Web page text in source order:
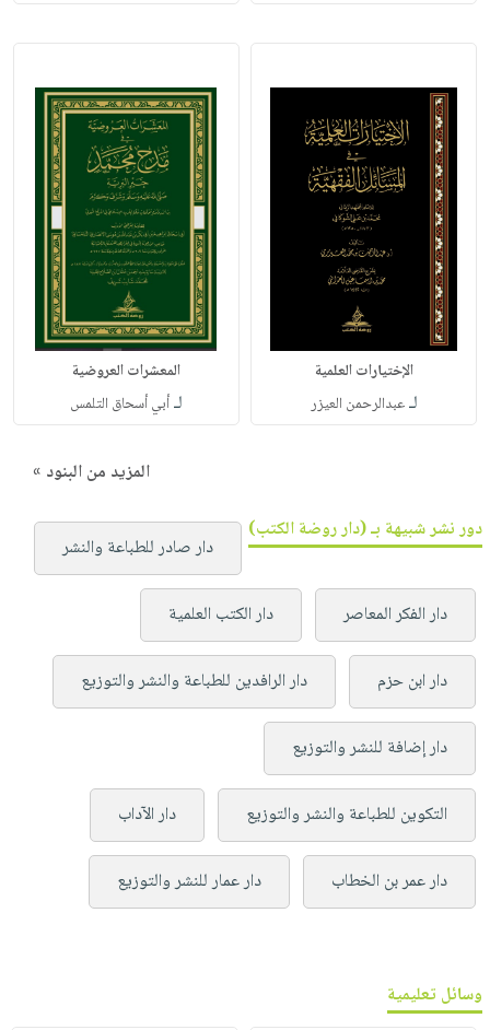
الإختيارات العلمية
لـعبدالرحمن العيزر
المعشرات العروضية
لـأبي أسحاق التلمس
المزيد من البنود »
دور نشر شبيهة بـ (دار روضة الكتب)
دار صادر للطباعة والنشر
دار الفكر المعاصر دار الكتب العلمية
دار ابن حزم دار الرافدين للطباعة والنشر والتوزيع
دار إضافة للنشر والتوزيع
التكوين للطباعة والنشر والتوزيع دار الآداب
دار عمر بن الخطاب دار عمار للنشر والتوزيع
وسائل تعليمية